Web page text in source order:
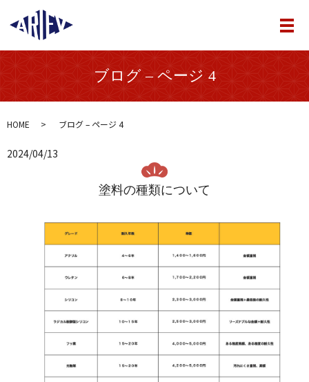
メ
ブログ – ページ 4
HOME ブログ – ページ 4
2024/04/13
塗料の種類について